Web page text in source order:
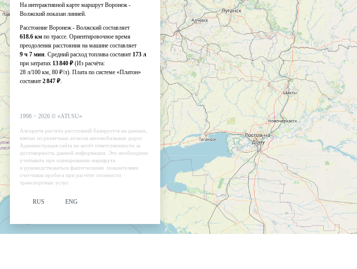
На интерактивной карте маршрут Воронеж -
Волжский показан линией.
Расстояние Воронеж - Волжский составляет
618.6 км по трассе. Ориентировочное время
преодоления расстояния на машине составляет
9 ч 7 мин. Средний расход топлива составит 173 л
при затратах 13 840 ₽ (Из расчёта:
28 л/100 км, 80 ₽/л). Плата по системе «Платон»
составит 2 847 ₽.
1998 − 2026 © «ATI.SU»
Алгоритм расчета расстояний базируется на данных,
взятых из различных атласов автомобильных дорог.
Администрация сайта не несёт ответственности за
достоверность данной информации. Это необходимо
учитывать при планировании маршрута
и руководствоваться фактическими показателями
счетчиков пробега при расчёте стоимости
транспортных услуг.
RUS ENG